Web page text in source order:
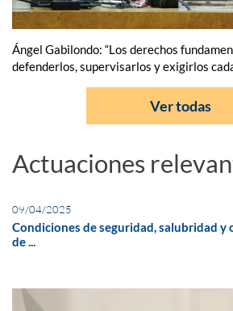
Ángel Gabilondo: “Los derechos
defenderlos, supervisarlos y exigirlos
Ver todas
Actuaciones
09/04/2025
Condiciones de seguridad, salubridad y
de ...